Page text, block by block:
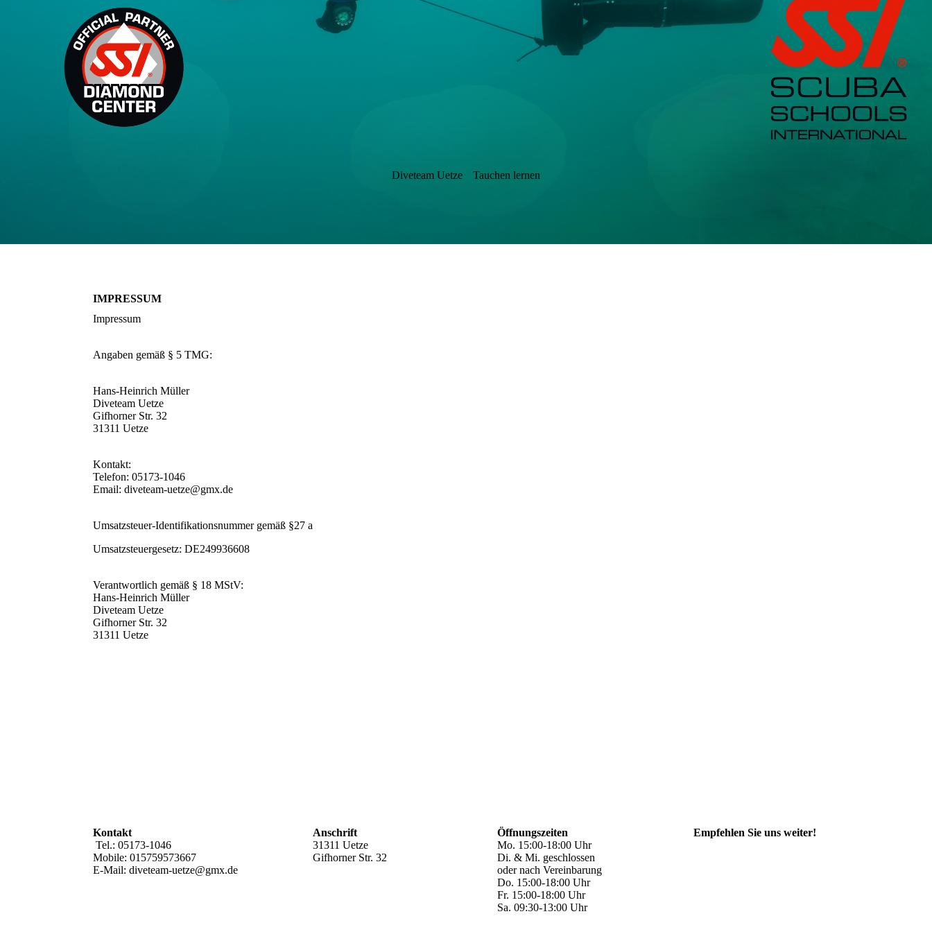
Diveteam Uetze Tauchen lernen
IMPRESSUM
Impressum
Angaben gemäß § 5 TMG:
Hans-Heinrich Müller
Diveteam Uetze
Gifhorner Str. 32
31311 Uetze
Kontakt:
Telefon: 05173-1046
Email: diveteam-uetze@gmx.de
Umsatzsteuer-Identifikationsnummer gemäß §27 a
Umsatzsteuergesetz: DE249936608
Verantwortlich gemäß § 18 MStV:
Hans-Heinrich Müller
Diveteam Uetze
Gifhorner Str. 32
31311 Uetze
Kontakt
Tel.: 05173-1046
Mobile: 015759573667
E-Mail: diveteam-uetze@gmx.de
Anschrift
31311 Uetze
Gifhorner Str. 32
Öffnungszeiten
Mo. 15:00-18:00 Uhr
Di. & Mi. geschlossen
oder nach Vereinbarung
Do. 15:00-18:00 Uhr
Fr. 15:00-18:00 Uhr
Sa. 09:30-13:00 Uhr
Empfehlen Sie uns weiter!